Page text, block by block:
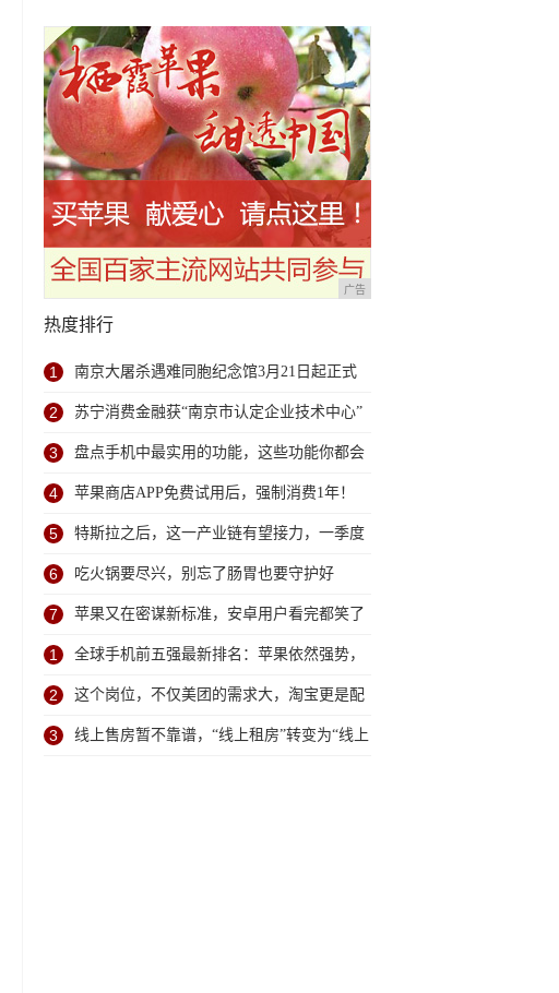
舞蹈生：今日份羡慕
杨幂6款穿搭，好时髦
广告
热度排行
1 南京大屠杀遇难同胞纪念馆3月21日起正式
恢复开放
2 苏宁消费金融获“南京市认定企业技术中心”
称号
3 盘点手机中最实用的功能，这些功能你都会
用了吗？
4 苹果商店APP免费试用后，强制消费1年！
我是这样申请退款成功的
5 特斯拉之后，这一产业链有望接力，一季度
营收盈利均创历史纪录
6 吃火锅要尽兴，别忘了肠胃也要守护好
7 苹果又在密谋新标准，安卓用户看完都笑了
1 全球手机前五强最新排名：苹果依然强势，
小米后劲十足
2 这个岗位，不仅美团的需求大，淘宝更是配
置了200多人……
3 线上售房暂不靠谱，“线上租房”转变为“线上